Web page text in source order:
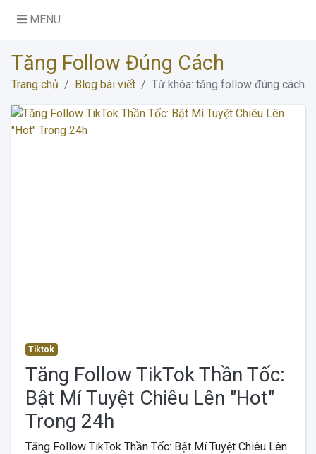
MENU
Tăng Follow Đúng Cách
Trang chủ Blog bài viết Từ khóa: tăng follow đúng cách
Tiktok
Tăng Follow TikTok Thần Tốc:
Bật Mí Tuyệt Chiêu Lên "Hot"
Trong 24h
Tăng Follow TikTok Thần Tốc: Bật Mí Tuyệt Chiêu Lên